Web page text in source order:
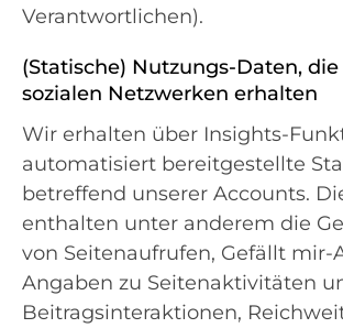
Verantwortlichen).
(Statische) Nutzungs-Daten,
sozialen Netzwerken erhalten
Wir erhalten über Insights-
automatisiert bereitgestellte
betreffend unserer Accounts.
enthalten unter anderem die
von Seitenaufrufen, Gefällt mir-
Angaben zu Seitenaktivitäten
Beitragsinteraktionen,